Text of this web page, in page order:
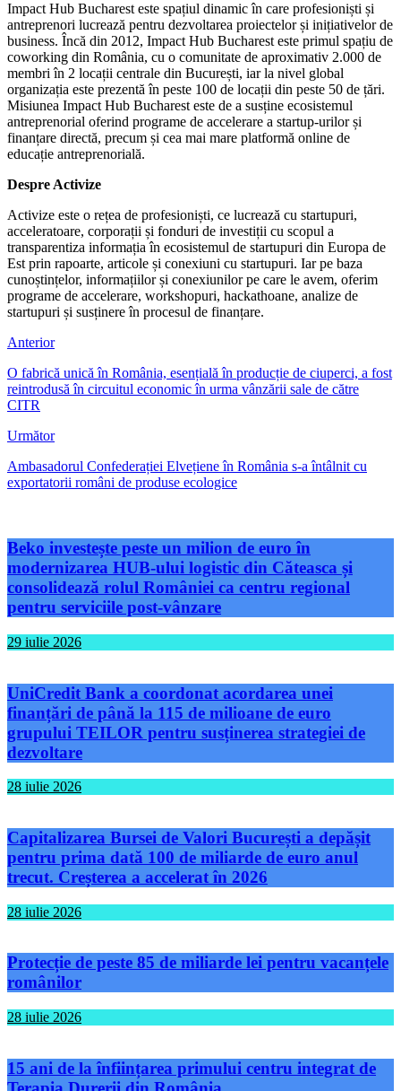
Impact Hub Bucharest este spațiul dinamic în care profesioniști și
antreprenori lucrează pentru dezvoltarea proiectelor și inițiativelor de
business. Încă din 2012, Impact Hub Bucharest este primul spațiu de
coworking din România, cu o comunitate de aproximativ 2.000 de
membri în 2 locații centrale din București, iar la nivel global
organizația este prezentă în peste 100 de locații din peste 50 de țări.
Misiunea Impact Hub Bucharest este de a susține ecosistemul
antreprenorial oferind programe de accelerare a startup-urilor și
finanțare directă, precum și cea mai mare platformă online de
educație antreprenorială.
Despre Activize
Activize este o rețea de profesioniști, ce lucrează cu startupuri,
acceleratoare, corporații și fonduri de investiții cu scopul a
transparentiza informația în ecosistemul de startupuri din Europa de
Est prin rapoarte, articole și conexiuni cu startupuri. Iar pe baza
cunoștințelor, informațiilor și conexiunilor pe care le avem, oferim
programe de accelerare, workshopuri, hackathoane, analize de
startupuri și susținere în procesul de finanțare.
Anterior
O fabrică unică în România, esențială în producție de ciuperci, a fost
reintrodusă în circuitul economic în urma vânzării sale de către
CITR
Următor
Ambasadorul Confederației Elvețiene în România s-a întâlnit cu
exportatorii români de produse ecologice
Beko investește peste un milion de euro în
modernizarea HUB-ului logistic din Căteasca și
consolidează rolul României ca centru regional
pentru serviciile post-vânzare
29 iulie 2026
UniCredit Bank a coordonat acordarea unei
finanțări de până la 115 de milioane de euro
grupului TEILOR pentru susținerea strategiei de
dezvoltare
28 iulie 2026
Capitalizarea Bursei de Valori București a depășit
pentru prima dată 100 de miliarde de euro anul
trecut. Creșterea a accelerat în 2026
28 iulie 2026
Protecție de peste 85 de miliarde lei pentru vacanțele
românilor
28 iulie 2026
15 ani de la înființarea primului centru integrat de